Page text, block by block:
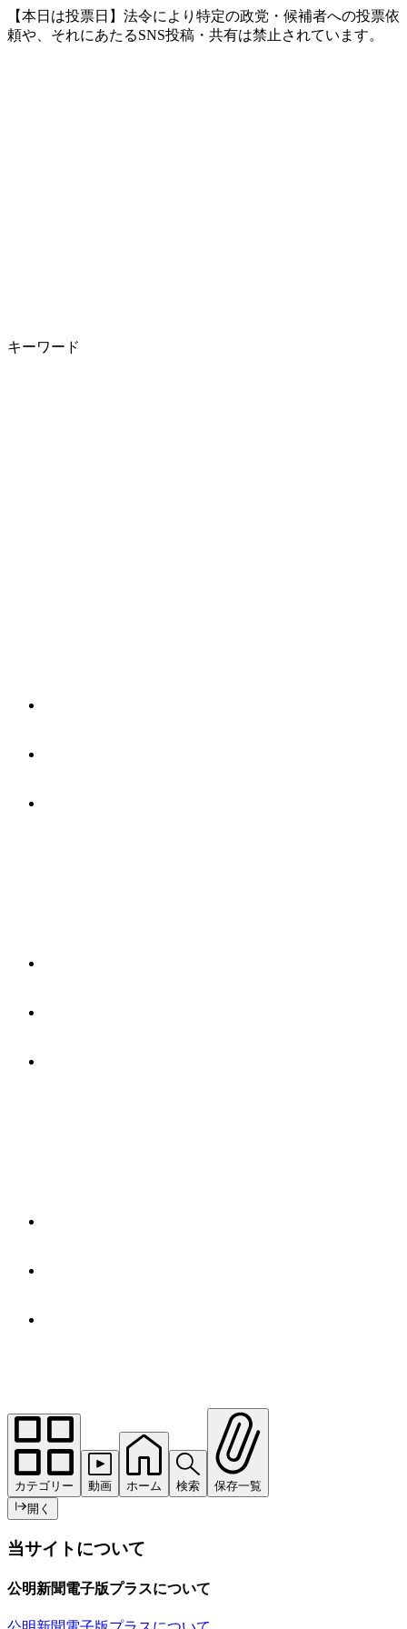
【本日は投票日】法令により特定の政党・候補者への投票依
頼や、それにあたるSNS投稿・共有は禁止されています。
キーワード
カテゴリー 動画 ホーム 検索
保存一覧
開く
当サイトについて
公明新聞電子版プラスについて